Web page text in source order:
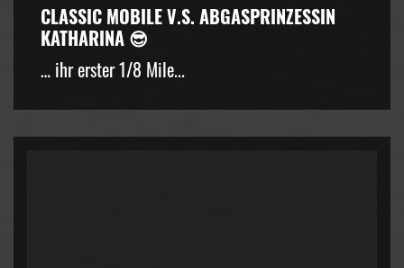
CLASSIC MOBILE V.S. ABGASPRINZESSIN
KATHARINA 😎
… ihr erster 1/8 Mile...